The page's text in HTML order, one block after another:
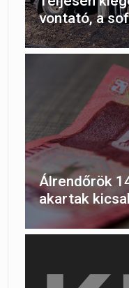
vontató, a
Álrendőrök
akartak